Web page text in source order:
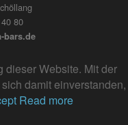
80
bars.de
dieser Website. Mit der
damit einverstanden,
Read more